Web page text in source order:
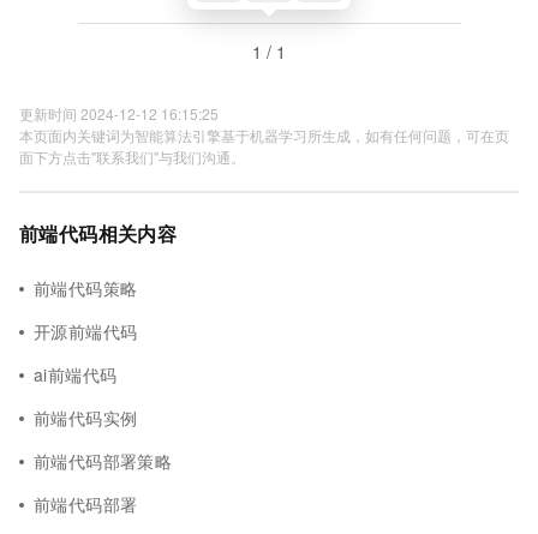
1 / 1
更新时间 2024-12-12 16:15:25
本页面内关键词为智能算法引擎基于机器学习所生成，如有任何问题，可在页
面下方点击"联系我们"与我们沟通。
前端代码相关内容
前端代码策略
开源前端代码
ai前端代码
前端代码实例
前端代码部署策略
前端代码部署